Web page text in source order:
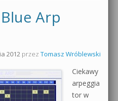
Arp
2012 przez Tomasz Wróblewski
Ciekawy
arpeggia
tor w